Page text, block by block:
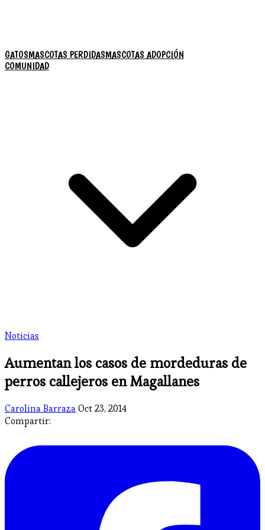
GATOSMASCOTAS PERDIDASMASCOTAS ADOPCIÓN
COMUNIDAD
Noticias
Aumentan los casos de mordeduras de
perros callejeros en Magallanes
Carolina BarrazaOct 23, 2014
Compartir: